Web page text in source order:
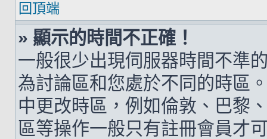
回頂端
» 顯示的時間不正確！
一般很少出現伺服器時間不準
為討論區和您處於不同的時區
中更改時區，例如倫敦、巴黎
區等操作一般只有註冊會員才